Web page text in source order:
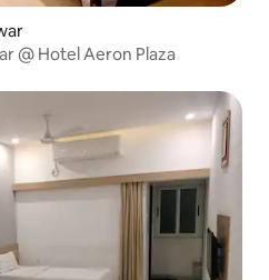
@ Hotel Aeron Plaza